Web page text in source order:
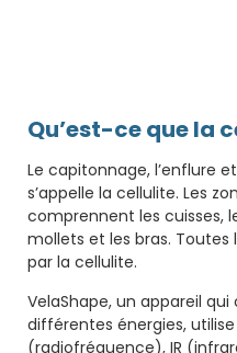
Qu’est-ce que la
Le capitonnage, l’enflure
s’appelle la cellulite. Les
comprennent les cuisses,
mollets et les bras.
par la cellulite.
VelaShape, un appareil
différentes énergies, utilise
(radiofréquence), IR